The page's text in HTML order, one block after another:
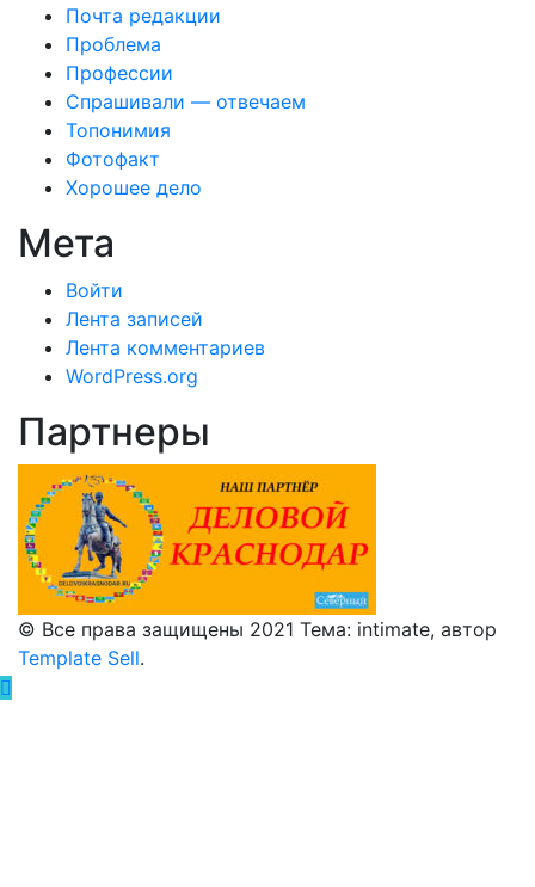
Почта редакции
Проблема
Профессии
Спрашивали — отвечаем
Топонимия
Фотофакт
Хорошее дело
Мета
Войти
Лента записей
Лента комментариев
WordPress.org
Партнеры
© Все права защищены 2021 Тема: intimate, автор
Template Sell.